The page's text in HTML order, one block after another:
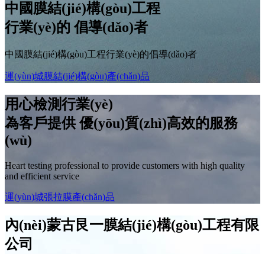
中國膜結(jié)構(gòu)工程
行業(yè)的倡導(dǎo)者
中國膜結(jié)構(gòu)工程行業(yè)的倡導(dǎo)者
運(yùn)城膜結(jié)構(gòu)產(chǎn)品
用心檢測行業(yè)
為客戶提供優(yōu)質(zhì)高效的服務
(wù)
Heart testing professional to provide customers with high quality
and efficient service
運(yùn)城張拉膜產(chǎn)品
內(nèi)蒙古艮一膜結(jié)構(gòu)工程有限
公司